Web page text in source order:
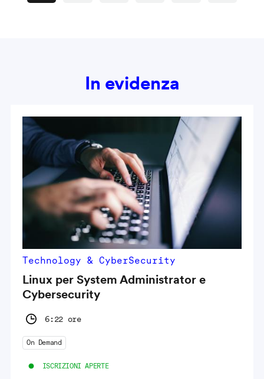
In evidenza
Technology & CyberSecurity
Linux per System Administrator e
Cybersecurity
6:22 ore
On Demand
ISCRIZIONI APERTE